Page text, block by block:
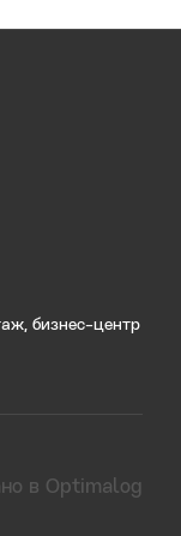
бизнес-центр
в Optimalog